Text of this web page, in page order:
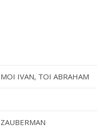
MOI IVAN, TOI ABRAHAM
ZAUBERMAN